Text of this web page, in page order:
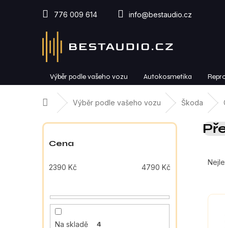
776 009 614 info@bestaudio.cz
Výběr podle vašeho vozu Autokosmetika
Domů Výběr podle vašeho vozu Škoda
o
a
Cena
2390 Kč 4790 Kč
Na skladě 4
a
nV